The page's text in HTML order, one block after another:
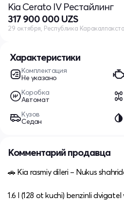
Характеристики
Комплектация
Не указано
Коробка
Автомат
Кузов
Седан
Kia Cerato IV Рестайлинг
317 900 000 UZS
29 октября, Республика
Комментарий продавца
🚗 Kia rasmiy dileri – Nukus
1.6 l (128 ot kuchi) benzinli